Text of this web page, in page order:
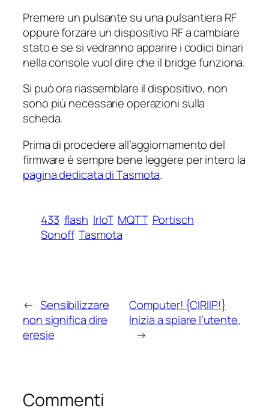
Premere un pulsante su una pulsantiera RF
oppure forzare un dispositivo RF a cambiare
stato e se si vedranno apparire i codici binari
nella console vuol dire che il bridge funziona.
Si può ora riassemblare il dispositivo, non
sono più necessarie operazioni sulla
scheda.
Prima di procedere all’aggiornamento del
firmware è sempre bene leggere per intero la
pagina dedicata di Tasmota.
433 flash lrIoT MQTT Portisch
Sonoff Tasmota
← Sensibilizzare
non significa dire
eresie
Computer! {CIRIIP!}
Inizia a spiare l’utente.
→
Commenti